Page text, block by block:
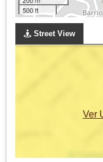
500 ft
Street View
Ver